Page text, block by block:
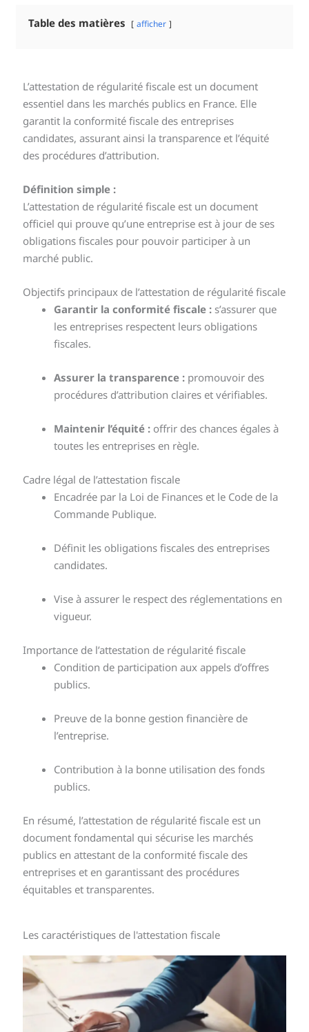
Table des matières afficher
L’attestation de régularité fiscale est un document
essentiel dans les marchés publics en France. Elle
garantit la conformité fiscale des entreprises
candidates, assurant ainsi la transparence et l’équité
des procédures d’attribution.
Définition simple :
L’attestation de régularité fiscale est un document
officiel qui prouve qu’une entreprise est à jour de ses
obligations fiscales pour pouvoir participer à un
marché public.
Objectifs principaux de l’attestation de régularité fiscale
Garantir la conformité fiscale : s’assurer que
les entreprises respectent leurs obligations
fiscales.
Assurer la transparence : promouvoir des
procédures d’attribution claires et vérifiables.
Maintenir l’équité : offrir des chances égales à
toutes les entreprises en règle.
Cadre légal de l’attestation fiscale
Encadrée par la Loi de Finances et le Code de la
Commande Publique.
Définit les obligations fiscales des entreprises
candidates.
Vise à assurer le respect des réglementations en
vigueur.
Importance de l’attestation de régularité fiscale
Condition de participation aux appels d’offres
publics.
Preuve de la bonne gestion financière de
l’entreprise.
Contribution à la bonne utilisation des fonds
publics.
En résumé, l’attestation de régularité fiscale est un
document fondamental qui sécurise les marchés
publics en attestant de la conformité fiscale des
entreprises et en garantissant des procédures
équitables et transparentes.
Les caractéristiques de l'attestation fiscale